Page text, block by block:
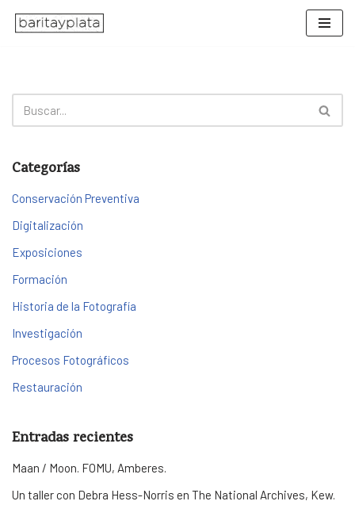
Categorías
Conservación Preventiva
Digitalización
Exposiciones
Formación
Historia de la Fotografía
Investigación
Procesos Fotográficos
Restauración
Entradas recientes
Maan / Moon. FOMU, Amberes.
Un taller con Debra Hess-Norris en The National Archives, Kew.